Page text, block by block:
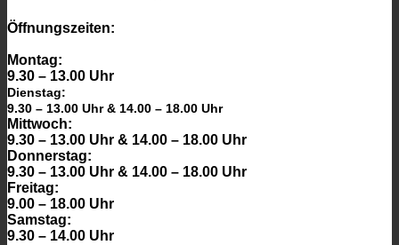
Öffnungszeiten:
Montag:
9.30 – 13.00 Uhr
Dienstag:
9.30 – 13.00 Uhr & 14.00 – 18.00 Uhr
Mittwoch:
9.30 – 13.00 Uhr & 14.00 – 18.00 Uhr
Donnerstag:
9.30 – 13.00 Uhr & 14.00 – 18.00 Uhr
Freitag:
9.00 – 18.00 Uhr
Samstag:
9.30 – 14.00 Uhr